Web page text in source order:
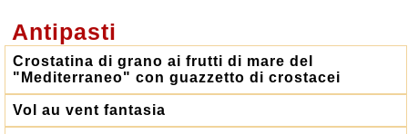
Antipasti
Crostatina di grano ai frutti di mare del
"Mediterraneo" con guazzetto di crostacei
Vol au vent fantasia